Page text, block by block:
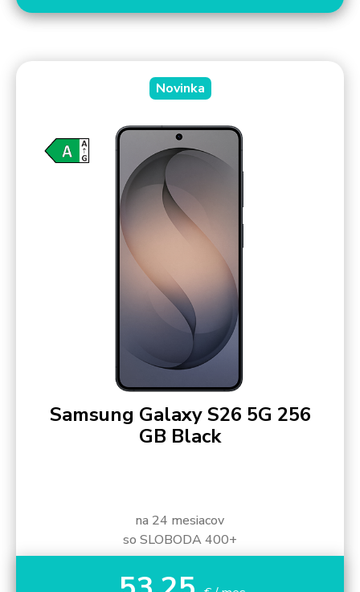
Novinka
Samsung Galaxy S26 5G 256
GB Black
na 24 mesiacov
so SLOBODA 400+